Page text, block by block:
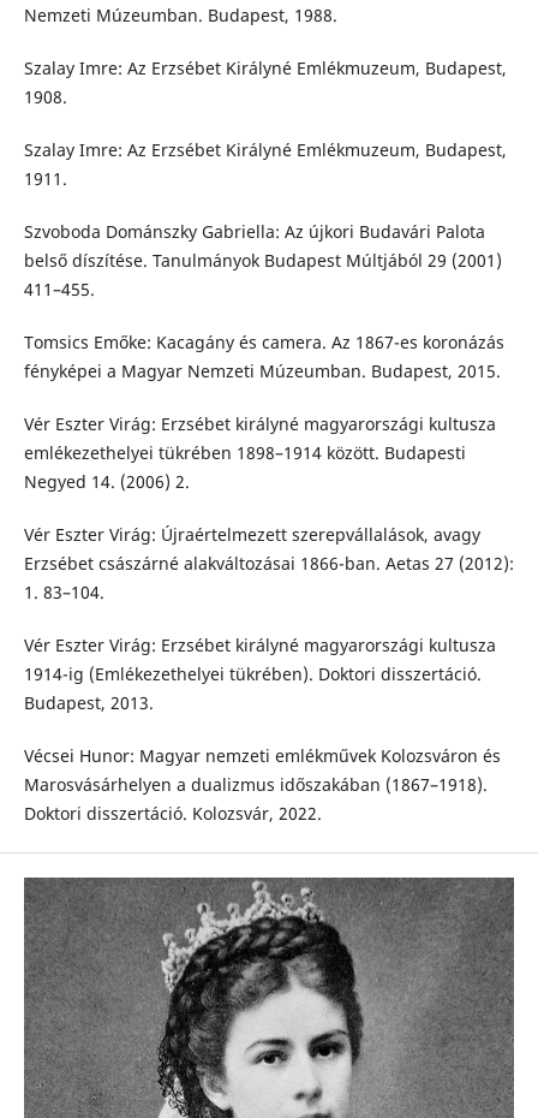
Nemzeti Múzeumban. Budapest, 1988.
Szalay Imre: Az Erzsébet Királyné Emlékmuzeum, Budapest,
1908.
Szalay Imre: Az Erzsébet Királyné Emlékmuzeum, Budapest,
1911.
Szvoboda Dománszky Gabriella: Az újkori Budavári Palota
belső díszítése. Tanulmányok Budapest Múltjából 29 (2001)
411–455.
Tomsics Emőke: Kacagány és camera. Az 1867-es koronázás
fényképei a Magyar Nemzeti Múzeumban. Budapest, 2015.
Vér Eszter Virág: Erzsébet királyné magyarországi kultusza
emlékezethelyei tükrében 1898–1914 között. Budapesti
Negyed 14. (2006) 2.
Vér Eszter Virág: Újraértelmezett szerepvállalások, avagy
Erzsébet császárné alakváltozásai 1866-ban. Aetas 27 (2012):
1. 83–104.
Vér Eszter Virág: Erzsébet királyné magyarországi kultusza
1914-ig (Emlékezethelyei tükrében). Doktori disszertáció.
Budapest, 2013.
Vécsei Hunor: Magyar nemzeti emlékművek Kolozsváron és
Marosvásárhelyen a dualizmus időszakában (1867–1918).
Doktori disszertáció. Kolozsvár, 2022.